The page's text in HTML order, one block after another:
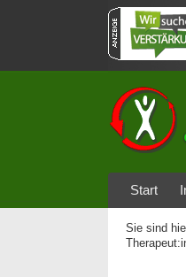
Start
Sie sind